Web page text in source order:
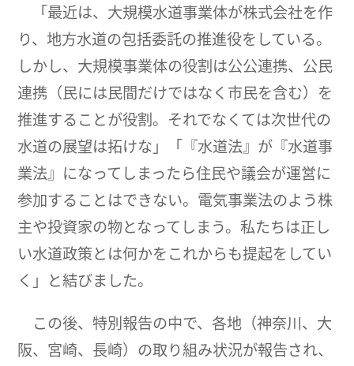
「最近は、大規模水道事業体が株式会社を作
り、地方水道の包括委託の推進役をしている。
しかし、大規模事業体の役割は公公連携、公民
連携（民には民間だけではなく市民を含む）を
推進することが役割。それでなくては次世代の
水道の展望は拓けな」「『水道法』が『水道事
業法』になってしまったら住民や議会が運営に
参加することはできない。電気事業法のよう株
主や投資家の物となってしまう。私たちは正し
い水道政策とは何かをこれからも提起をしてい
く」と結びました。
この後、特別報告の中で、各地（神奈川、大
阪、宮崎、長崎）の取り組み状況が報告され、